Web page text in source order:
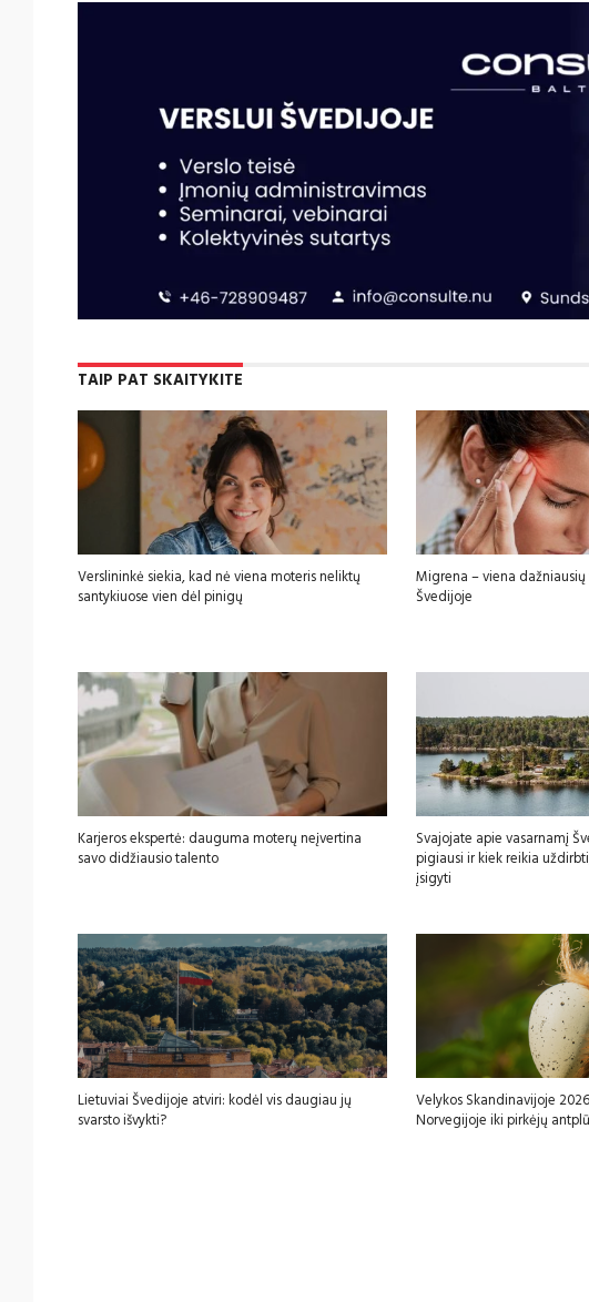
TAIP PAT SKAITYKITE
Verslininkė siekia, kad nė viena moteris neliktų
santykiuose vien dėl pinigų
Migrena – viena
Švedijoje
Karjeros ekspertė: dauguma moterų neįvertina
savo didžiausio talento
Svajojate apie vasarnamį
pigiausi ir kiek reikia
įsigyti
Lietuviai Švedijoje atviri: kodėl vis daugiau jų
svarsto išvykti?
Velykos Skandinavijoje
Norvegijoje iki pirkėjų